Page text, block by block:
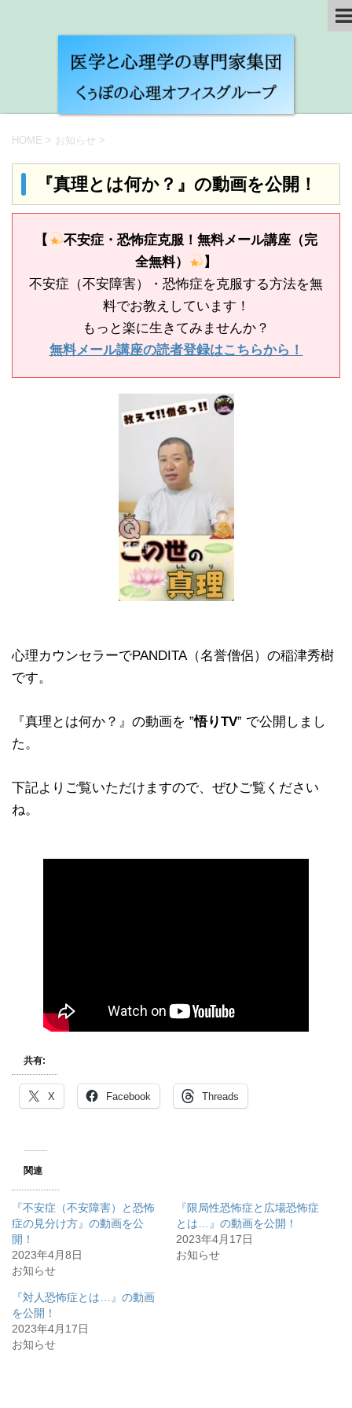
HOME > お知らせ >
『真理とは何か？』の動画を公開！
【
不安症・恐怖症克服！無料メール講座（完
全無料）
】
不安症（不安障害）・恐怖症を克服する方法を無
料でお教えしています！
もっと楽に生きてみませんか？
無料メール講座の読者登録はこちらから！
心理カウンセラーでPANDITA（名誉僧侶）の稲津秀樹
です。
『真理とは何か？』の動画を ”悟りTV” で公開しまし
た。
下記よりご覧いただけますので、ぜひご覧ください
ね。
共有:
X Facebook Threads
関連
『不安症（不安障害）と恐怖
症の見分け方』の動画を公
開！
2023年4月8日
お知らせ
『限局性恐怖症と広場恐怖症
とは…』の動画を公開！
2023年4月17日
お知らせ
『対人恐怖症とは…』の動画
を公開！
2023年4月17日
お知らせ